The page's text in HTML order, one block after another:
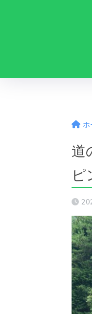
ホ
道
ピ